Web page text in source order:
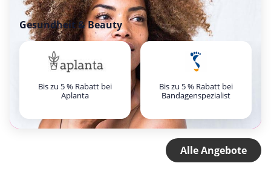
Gesundheit & Beauty
Bis zu 5 % Rabatt bei
Aplanta
Bis zu 5 % Rabatt bei
Bandagenspezialist
Alle Angebote